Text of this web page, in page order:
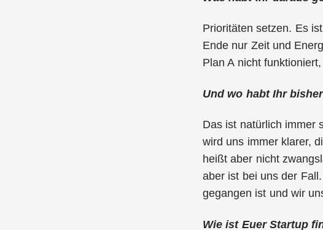
Prioritäten setzen. Es
Ende nur Zeit und
Plan A nicht
Und wo habt Ihr
Das ist natürlich immer
wird uns immer klarer,
heißt aber nicht
aber ist bei uns der
gegangen ist und wir
Wie ist Euer Startup